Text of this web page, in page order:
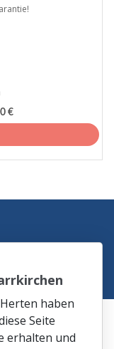
€
haben
Seite
erhalten und